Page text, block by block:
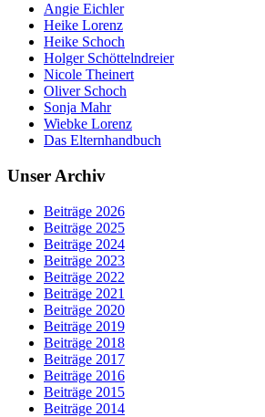
Angie Eichler
Heike Lorenz
Heike Schoch
Holger Schöttelndreier
Nicole Theinert
Oliver Schoch
Sonja Mahr
Wiebke Lorenz
Das Elternhandbuch
Unser Archiv
Beiträge 2026
Beiträge 2025
Beiträge 2024
Beiträge 2023
Beiträge 2022
Beiträge 2021
Beiträge 2020
Beiträge 2019
Beiträge 2018
Beiträge 2017
Beiträge 2016
Beiträge 2015
Beiträge 2014